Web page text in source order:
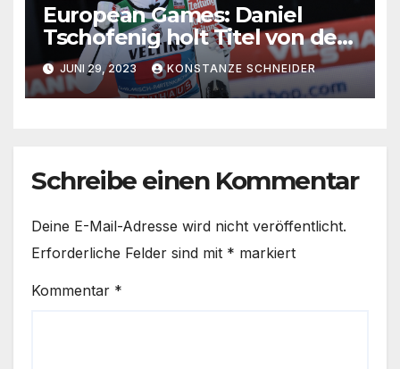
European Games: Daniel
Tschofenig holt Titel von der
Normalschanze
JUNI 29, 2023 KONSTANZE SCHNEIDER
Schreibe einen Kommentar
Deine E-Mail-Adresse wird nicht veröffentlicht.
Erforderliche Felder sind mit * markiert
Kommentar *